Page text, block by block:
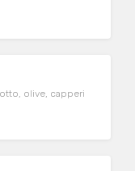
olive, capperi